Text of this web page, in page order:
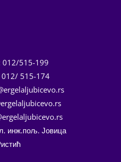
012/515-199
012/ 515-174
инж.пољ. Јовица